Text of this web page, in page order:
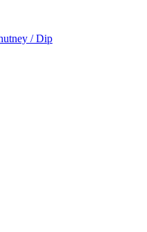
/ Dip